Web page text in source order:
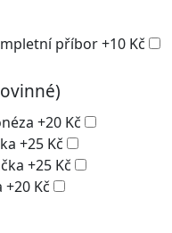
příbor+10 Kč
+20 Kč
+25 Kč
+25 Kč
+20 Kč